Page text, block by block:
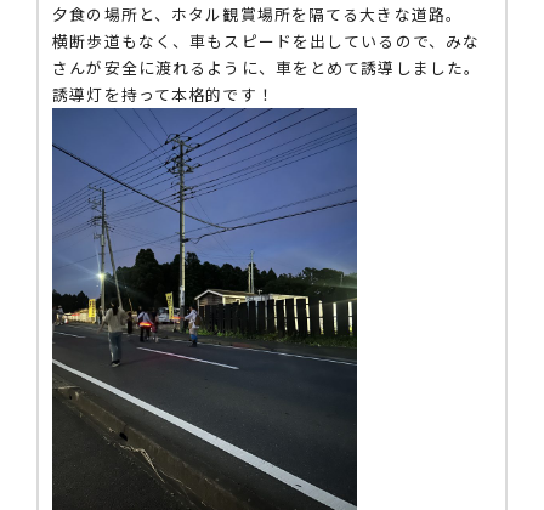
夕食の場所と、ホタル観賞場所を隔てる大きな道路。
横断歩道もなく、車もスピードを出しているので、みな
さんが安全に渡れるように、車をとめて誘導しました。
誘導灯を持って本格的です！